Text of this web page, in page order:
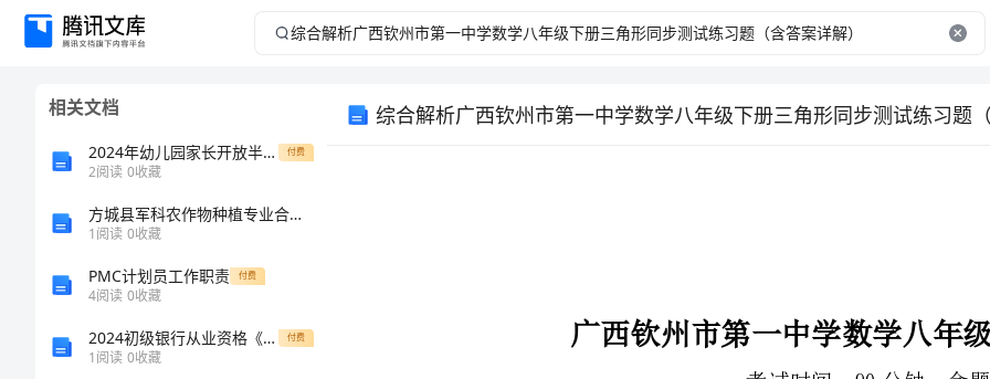
综
相关文档
2024年幼儿园家长开放半日活动计划 付费
2阅读 0收藏
方城县军科农作物种植专业合作社介绍企业发展分析报告
1阅读 0收藏
PMC计划员工作职责 付费
4阅读 0收藏
2024初级银行从业资格《个人理财》能力检测试题 付费
1阅读 0收藏
综合解析广西钦州市第一中学数学八年级下册三角形同步测试练习题